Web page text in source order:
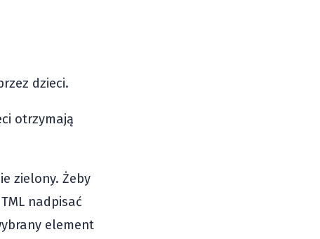
dzieci.
otrzymają
zielony. Żeby
nadpisać
element